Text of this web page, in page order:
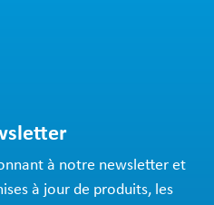
à notre newsletter et
à jour de produits, les